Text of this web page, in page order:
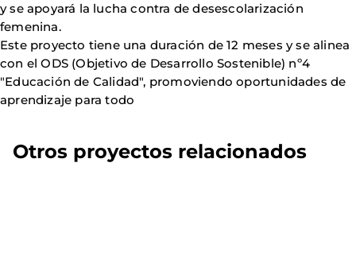
y se apoyará la lucha contra de desescolarización
femenina.
Este proyecto tiene una duración de 12 meses y se alinea
con el ODS (Objetivo de Desarrollo Sostenible) nº4
"Educación de Calidad", promoviendo oportunidades de
aprendizaje para todo
Otros proyectos relacionados